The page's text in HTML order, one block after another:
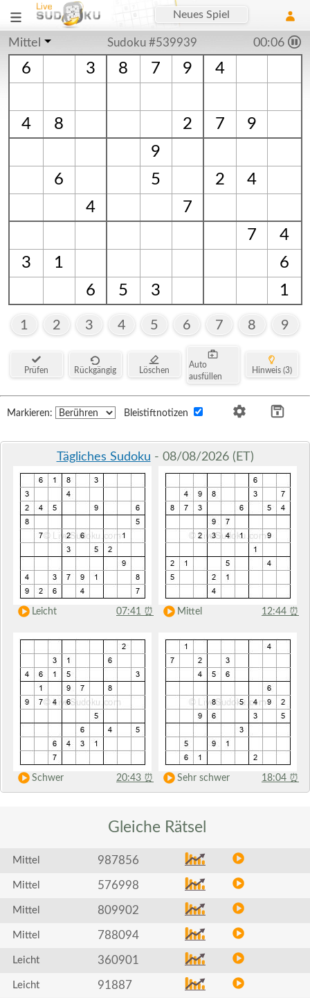
Neues Spiel
Mittel Sudoku #539939 00:06
6 3 8 7 9 4
4 8 2 7
9
9
6
5 2
4
4
7
7
4
3
1
6
6
5 3 1
1 2 3 4 5 6 7 8 9
Prüfen Rückgängig Löschen
Auto
ausfüllen
Hinweis (3)
Markieren: Bleistiftnotizen
Tägliches Sudoku - 08/08/2026 (ET)
Leicht 07:41 ⏰ Mittel 12:44 ⏰
Schwer 20:43 ⏰ Sehr schwer 18:04 ⏰
Gleiche Rätsel
Mittel 987856
Mittel 576998
Mittel 809902
Mittel 788094
Leicht 360901
Leicht 91887